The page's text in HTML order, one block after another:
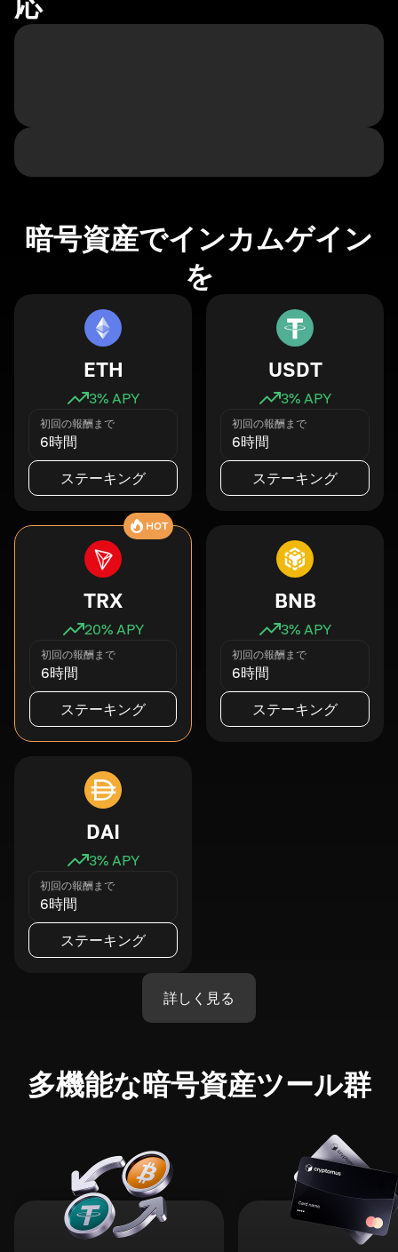
暗号資産でインカムゲイン
を
ETH
3% APY
初回の報酬まで
6時間
ステーキング
USDT
3% APY
初回の報酬まで
6時間
ステーキング
HOT
TRX
20% APY
初回の報酬まで
6時間
ステーキング
BNB
3% APY
初回の報酬まで
6時間
ステーキング
DAI
3% APY
初回の報酬まで
6時間
ステーキング
詳しく見る
多機能な暗号資産ツール群